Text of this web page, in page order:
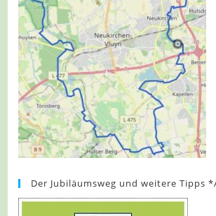
Der Jubiläumsweg und weitere Tipps